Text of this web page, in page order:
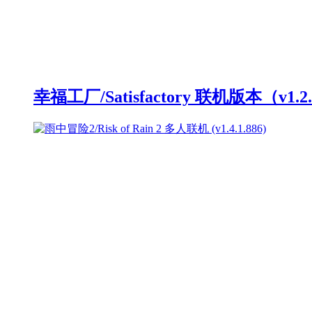
幸福工厂/Satisfactory 联机版本（